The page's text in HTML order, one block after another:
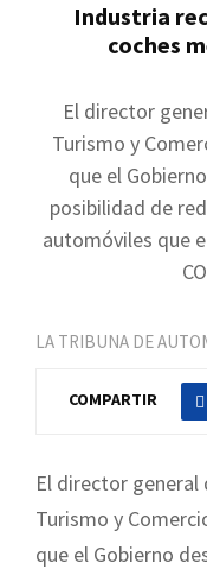
Industria
coches
El director
Turismo y
que el
posibilidad de
automóviles que
LA TRIBUNA DE
COMPARTIR
El director
Turismo y
que el Gobierno